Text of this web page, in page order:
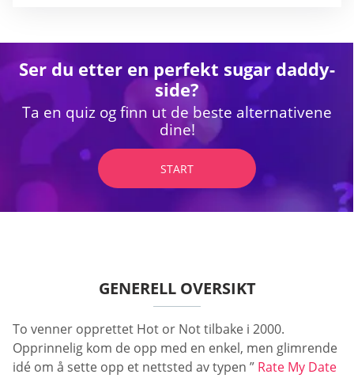
Ser du etter en perfekt sugar daddy-
side?
Ta en quiz og finn ut de beste alternativene
dine!
START
GENERELL OVERSIKT
To venner opprettet Hot or Not tilbake i 2000.
Opprinnelig kom de opp med en enkel, men glimrende
idé om å sette opp et nettsted av typen ” Rate My Date